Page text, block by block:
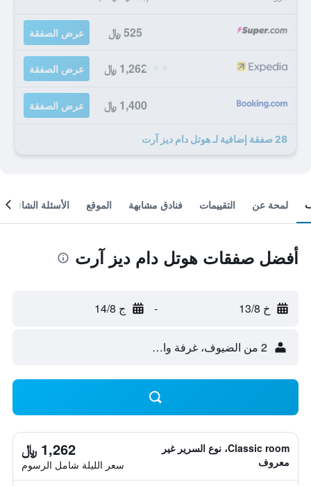
525 ﷼ عرض الصفقة
1,262 ﷼ عرض الصفقة
1,400 ﷼ عرض الصفقة
28 صفقة إضافية لـ هوتل دام ديز آرت
لمحة عن التقييمات فنادق مشابهة الموقع الأسئلة الشائعة
أفضل صفقات هوتل دام ديز آرت
خ 13/8 - ج 14/8
2 من الضيوف، غرفة واحدة
Classic room، نوع السرير غير
معروف
1,262 ﷼
سعر الليلة شامل الرسوم